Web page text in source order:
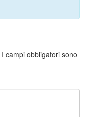
I campi obbligatori sono